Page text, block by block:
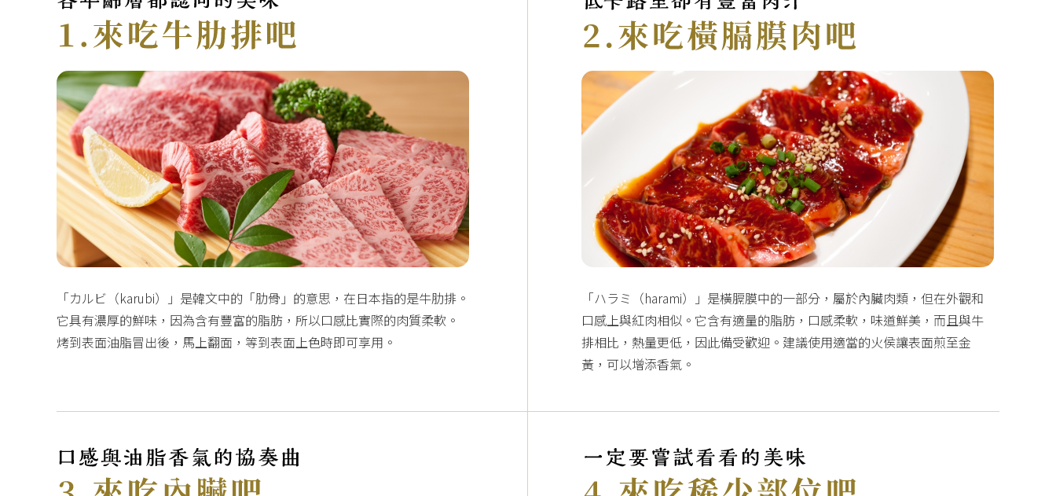
「カルビ（karubi）」是韓文中的「肋骨」的意思，在日本指的是牛肋排。
它具有濃厚的鮮味，因為含有豐富的脂肪，所以口感比實際的肉質柔軟。
烤到表面油脂冒出後，馬上翻面，等到表面上色時即可享用。
「ハラミ（harami）」是橫膈膜中的一部分，屬於內臟肉類，但在外觀和
口感上與紅肉相似。它含有適量的脂肪，口感柔軟，味道鮮美，而且與牛
排相比，熱量更低，因此備受歡迎。建議使用適當的火侯讓表面煎至金
黃，可以增添香氣。